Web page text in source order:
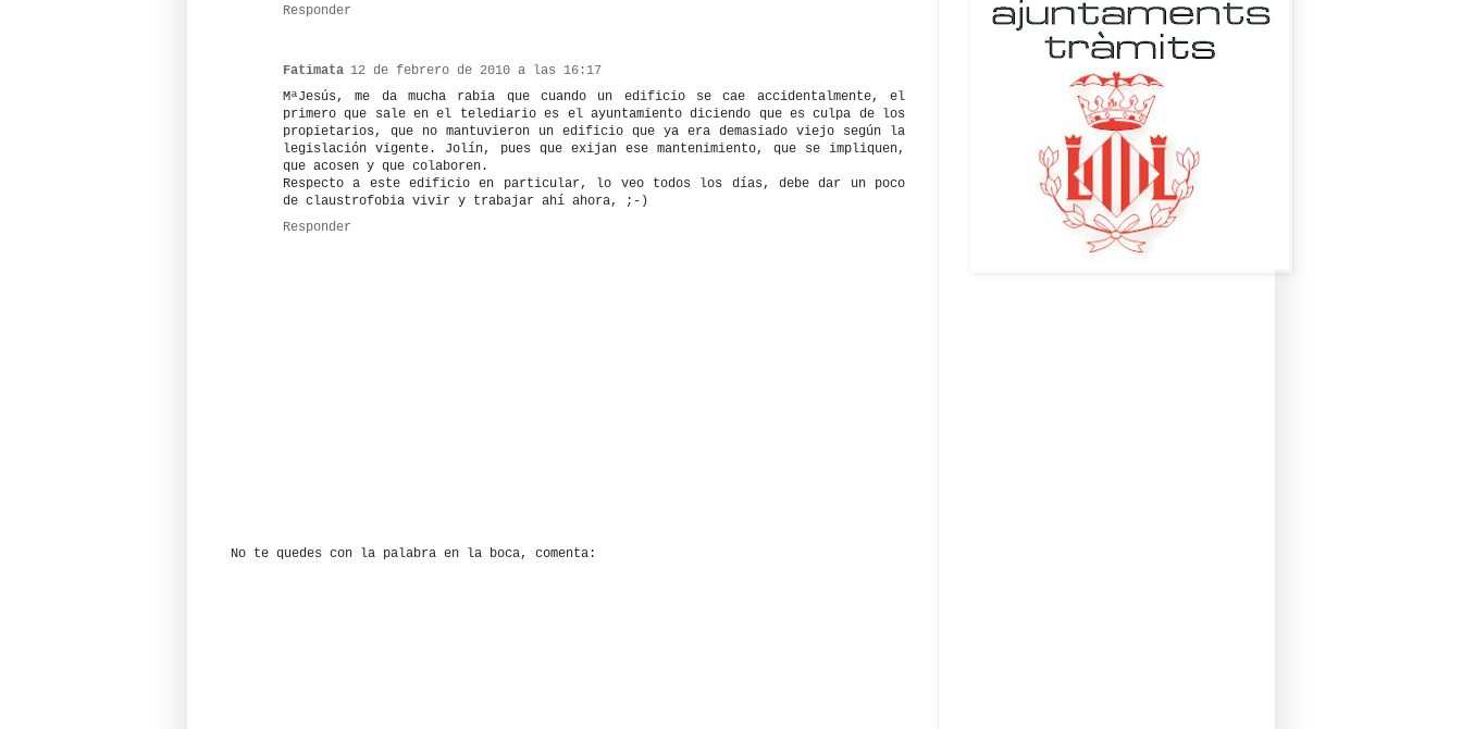
Responder
Fatimata 12 de febrero de 2010 a las 16:17
MªJesús, me da mucha rabia que cuando un edificio se cae accidentalmente, el
primero que sale en el telediario es el ayuntamiento diciendo que es culpa de los
propietarios, que no mantuvieron un edificio que ya era demasiado viejo según la
legislación vigente. Jolín, pues que exijan ese mantenimiento, que se impliquen,
que acosen y que colaboren.
Respecto a este edificio en particular, lo veo todos los días, debe dar un poco
de claustrofobia vivir y trabajar ahí ahora, ;-)
Responder
No te quedes con la palabra en la boca, comenta: